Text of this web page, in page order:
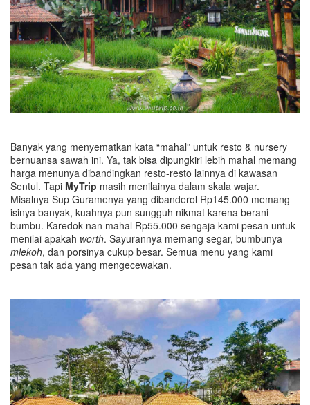
Banyak yang menyematkan kata “mahal” untuk resto & nursery
bernuansa sawah ini. Ya, tak bisa dipungkiri lebih mahal memang
harga menunya dibandingkan resto-resto lainnya di kawasan
Sentul. Tapi MyTrip masih menilainya dalam skala wajar.
Misalnya Sup Guramenya yang dibanderol Rp145.000 memang
isinya banyak, kuahnya pun sungguh nikmat karena berani
bumbu. Karedok nan mahal Rp55.000 sengaja kami pesan untuk
menilai apakah worth. Sayurannya memang segar, bumbunya
mlekoh, dan porsinya cukup besar. Semua menu yang kami
pesan tak ada yang mengecewakan.